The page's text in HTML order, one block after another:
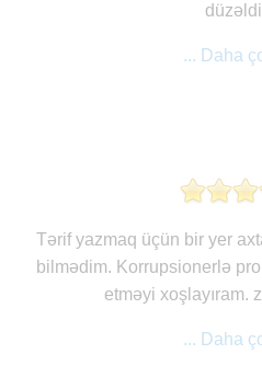
... Daha
Tərif yazmaq üçün bir yer
bilmədim. Korrupsionerlə
etməyi xoşlayıram.
... Daha